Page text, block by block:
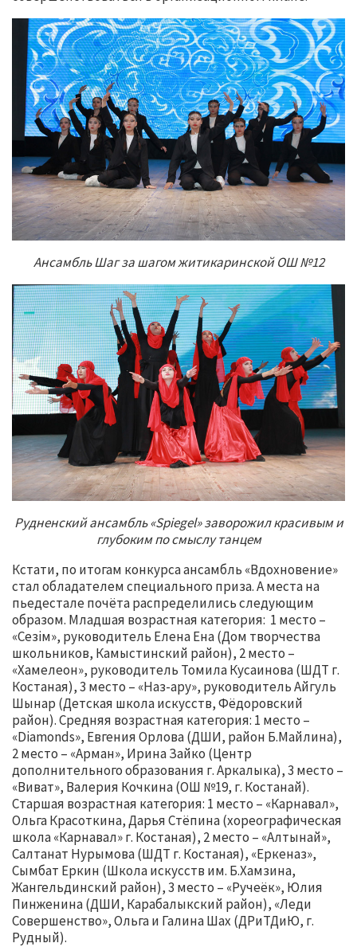
Ансамбль Шаг за шагом житикаринской ОШ №12
Рудненский ансамбль «Spiegel» заворожил красивым и
глубоким по смыслу танцем
Кстати, по итогам конкурса ансамбль «Вдохновение»
стал обладателем специального приза. А места на
пьедестале почёта распределились следующим
образом. Младшая возрастная категория: 1 место –
«Сезім», руководитель Елена Ена (Дом творчества
школьников, Камыстинский район), 2 место –
«Хамелеон», руководитель Томила Кусаинова (ШДТ г.
Костаная), 3 место – «Наз-ару», руководитель Айгуль
Шынар (Детская школа искусств, Фёдоровский
район). Средняя возрастная категория: 1 место –
«Diamonds», Евгения Орлова (ДШИ, район Б.Майлина),
2 место – «Арман», Ирина Зайко (Центр
дополнительного образования г. Аркалыка), 3 место –
«Виват», Валерия Кочкина (ОШ №19, г. Костанай).
Старшая возрастная категория: 1 место – «Карнавал»,
Ольга Красоткина, Дарья Стёпина (хореографическая
школа «Карнавал» г. Костаная), 2 место – «Алтынай»,
Салтанат Нурымова (ШДТ г. Костаная), «Еркеназ»,
Сымбат Еркин (Школа искусств им. Б.Хамзина,
Жангельдинский район), 3 место – «Ручеёк», Юлия
Пинженина (ДШИ, Карабалыкский район), «Леди
Совершенство», Ольга и Галина Шах (ДРиТДиЮ, г.
Рудный).